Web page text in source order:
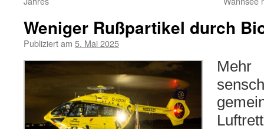
Weniger Rußpartikel durch
Publiziert am 5. Mai 2025
Mehr